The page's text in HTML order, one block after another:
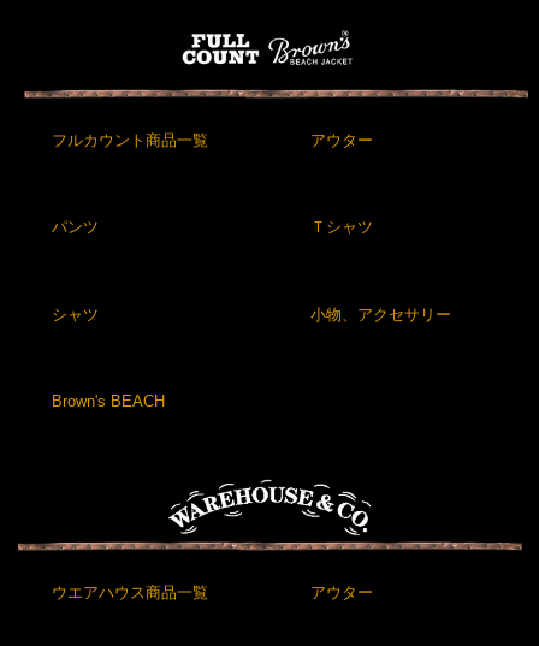
フルカウント商品一覧 アウター
パンツ Ｔシャツ
シャツ 小物、アクセサリー
Brown's BEACH
ウエアハウス商品一覧 アウター